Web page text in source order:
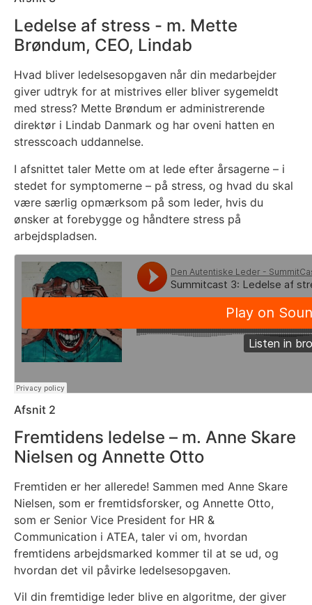
Ledelse af stress - m. Mette
Brøndum, CEO, Lindab
Hvad bliver ledelsesopgaven når din medarbejder
giver udtryk for at mistrives eller bliver sygemeldt
med stress? Mette Brøndum er administrerende
direktør i Lindab Danmark og har oveni hatten en
stresscoach uddannelse.
I afsnittet taler Mette om at lede efter årsagerne – i
stedet for symptomerne – på stress, og hvad du skal
være særlig opmærksom på som leder, hvis du
ønsker at forebygge og håndtere stress på
arbejdspladsen.
Afsnit 2
Fremtidens ledelse – m. Anne Skare
Nielsen og Annette Otto
Fremtiden er her allerede! Sammen med Anne Skare
Nielsen, som er fremtidsforsker, og Annette Otto,
som er Senior Vice President for HR &
Communication i ATEA, taler vi om, hvordan
fremtidens arbejdsmarked kommer til at se ud, og
hvordan det vil påvirke ledelsesopgaven.
Vil din fremtidige leder blive en algoritme, der giver